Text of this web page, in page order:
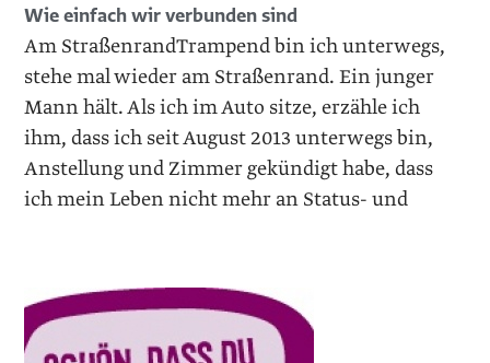
Wie einfach wir verbunden sind
Am StraßenrandTrampend bin ich unterwegs,
stehe mal wieder am Straßenrand. Ein junger
Mann hält. Als ich im Auto sitze, erzähle ich
ihm, dass ich seit August 2013 unterwegs bin,
Anstellung und Zimmer gekündigt habe, dass
ich mein Leben nicht mehr an Status- und